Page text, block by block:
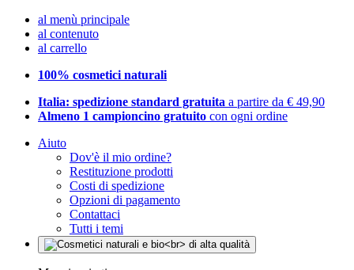
al menù principale
al contenuto
al carrello
100% cosmetici naturali
Italia: spedizione standard gratuita a partire da € 49,90
Almeno 1 campioncino gratuito con ogni ordine
Aiuto
Dov'è il mio ordine?
Restituzione prodotti
Costi di spedizione
Opzioni di pagamento
Contattaci
Tutti i temi